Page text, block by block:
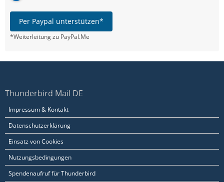
Per Paypal unterstützen*
*Weiterleitung zu PayPal.Me
Thunderbird Mail DE
Impressum & Kontakt
Datenschutzerklärung
Einsatz von Cookies
Nutzungsbedingungen
Spendenaufruf für Thunderbird